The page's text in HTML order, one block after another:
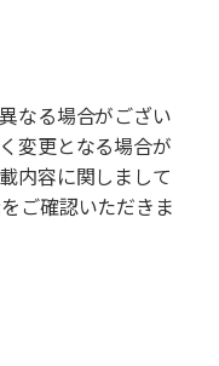
なる場合がござい
変更となる場合が
内容に関しまして
ご確認いただきま